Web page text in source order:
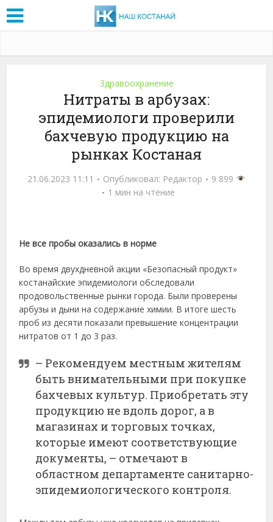
Здравоохранение
Нитраты в арбузах:
эпидемиологи проверили
бахчевую продукцию на
рынках Костаная
21.06.2023 11:11 Опубликовал: Редактор
9 899
1 мин на чтение
Не все пробы оказались в норме
Во время двухдневной акции «Безопасный продукт»
костанайские эпидемиологи обследовали
продовольственные рынки города. Были проверены
арбузы и дыни на содержание химии. В итоге шесть
проб из десяти показали превышение концентрации
нитратов от 1 до 3 раз.
– Рекомендуем местным жителям
быть внимательными при покупке
бахчевых культур. Приобретать эту
продукцию не вдоль дорог, а в
магазинах и торговых точках,
которые имеют соответствующие
документы, – отмечают в
областном департаменте санитарно-
эпидемиологического контроля.